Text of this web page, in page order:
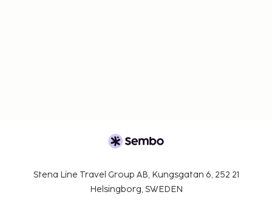
Stena Line Travel Group AB, Kungsgatan 6, 252 21
Helsingborg, SWEDEN